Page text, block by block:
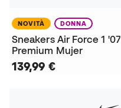
NOVITÀ DONNA
Sneakers Air Force 1 '07
Premium Mujer
139,99 €